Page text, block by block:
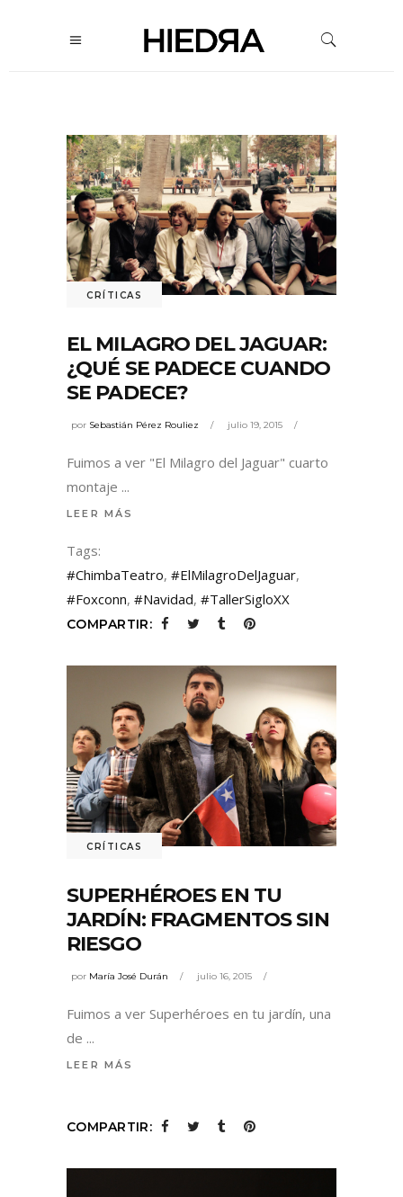
CRÍTICAS
EL MILAGRO DEL JAGUAR:
¿QUÉ SE PADECE CUANDO
SE PADECE?
por Sebastián Pérez Rouliez julio 19, 2015
Fuimos a ver "El Milagro del Jaguar" cuarto
montaje
LEER MÁS
Tags:
#ChimbaTeatro, #ElMilagroDelJaguar,
#Foxconn, #Navidad, #TallerSigloXX
COMPARTIR:
CRÍTICAS
SUPERHÉROES EN TU
JARDÍN: FRAGMENTOS SIN
RIESGO
por María José Durán julio 16, 2015
Fuimos a ver Superhéroes en tu jardín, una
de
LEER MÁS
COMPARTIR: